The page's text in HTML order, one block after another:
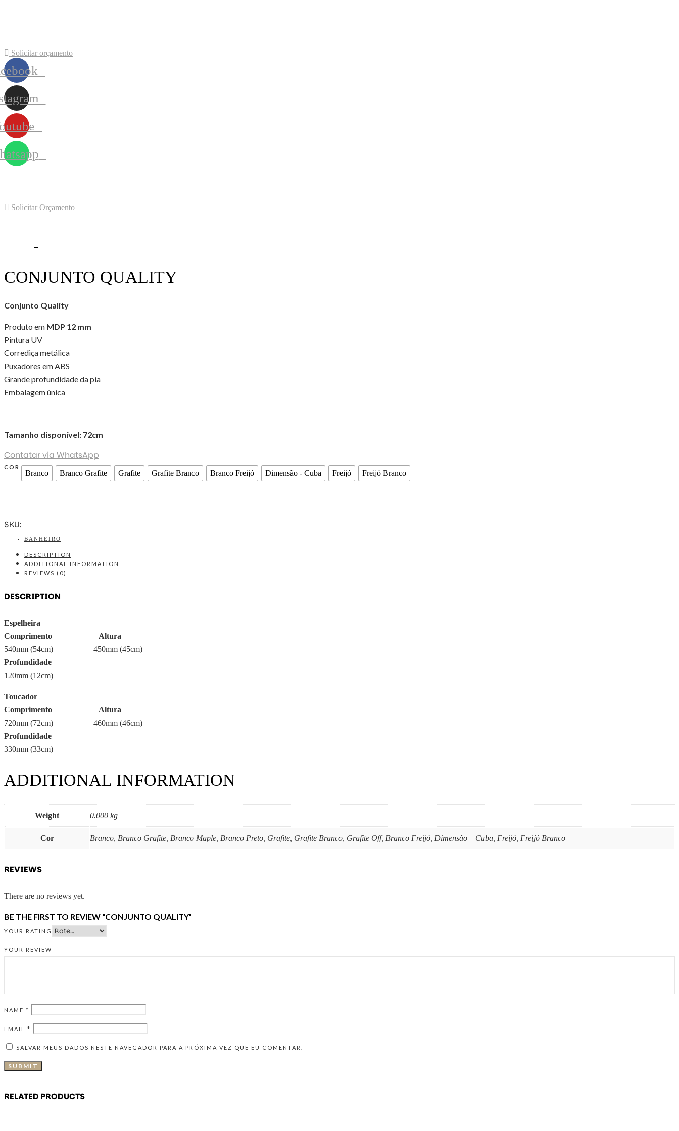
Solicitar orçamento
Solicitar Orçamento
–
CONJUNTO QUALITY
Conjunto Quality
Produto em MDP 12 mm
Pintura UV
Corrediça metálica
Puxadores em ABS
Grande profundidade da pia
Embalagem única
Tamanho disponível: 72cm
Contatar via WhatsApp
COR
Branco Branco Grafite Grafite Grafite Branco Branco Freijó Dimensão - Cuba Freijó Freijó Branco
SKU:
BANHEIRO
DESCRIPTION
ADDITIONAL INFORMATION
REVIEWS (0)
DESCRIPTION
Espelheira
Comprimento
Altura
540mm (54cm) 450mm (45cm)
Profundidade
120mm (12cm)
Toucador
Comprimento
Altura
720mm (72cm) 460mm (46cm)
Profundidade
330mm (33cm)
ADDITIONAL INFORMATION
Weight 0.000 kg
Cor Branco, Branco Grafite, Branco Maple, Branco Preto, Grafite, Grafite Branco, Grafite Off, Branco Freijó, Dimensão – Cuba, Freijó, Freijó Branco
REVIEWS
There are no reviews yet.
BE THE FIRST TO REVIEW “CONJUNTO QUALITY”
YOUR RATING
YOUR REVIEW
NAME *
EMAIL *
SALVAR MEUS DADOS NESTE NAVEGADOR PARA A PRÓXIMA VEZ QUE EU COMENTAR.
RELATED PRODUCTS